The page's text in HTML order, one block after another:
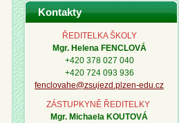
Kontakty
ŘEDITELKA ŠKOLY
Mgr. Helena FENCLOVÁ
+420 378 027 040
+420 724 093 936
fenclovahe@zsujezd.plzen-edu.cz
ZÁSTUPKYNĚ ŘEDITELKY
Mgr. Michaela KOUTOVÁ